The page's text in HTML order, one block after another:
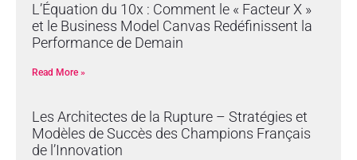
L’Équation du 10x : Comment le « Facteur X »
et le Business Model Canvas Redéfinissent la
Performance de Demain
Read More »
Les Architectes de la Rupture – Stratégies et
Modèles de Succès des Champions Français
de l’Innovation